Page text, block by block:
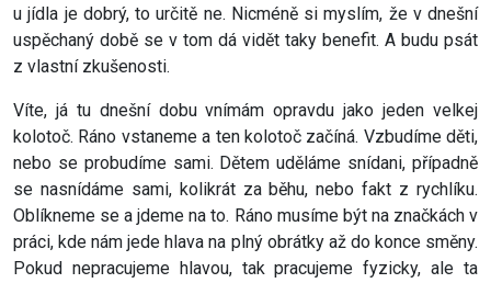
u jídla je dobrý, to určitě ne. Nicméně si myslím, že v dnešní
uspěchaný době se v tom dá vidět taky benefit. A budu psát
z vlastní zkušenosti.
Víte, já tu dnešní dobu vnímám opravdu jako jeden velkej
kolotoč. Ráno vstaneme a ten kolotoč začíná. Vzbudíme děti,
nebo se probudíme sami. Dětem uděláme snídani, případně
se nasnídáme sami, kolikrát za běhu, nebo fakt z rychlíku.
Oblíkneme se a jdeme na to. Ráno musíme být na značkách v
práci, kde nám jede hlava na plný obrátky až do konce směny.
Pokud nepracujeme hlavou, tak pracujeme fyzicky, ale ta